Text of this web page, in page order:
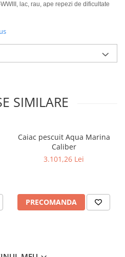
lac, rau, ape repezi de dificultate
SIMILARE
Caiac pescuit Aqua Marina
Caliber
3.101,26 Lei
PRECOMANDA